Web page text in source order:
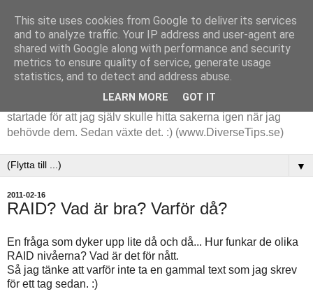
Tips och tankar kring de saker jag stöter på i arbetet. Det
startade för att jag själv skulle hitta sakerna igen när jag
behövde dem. Sedan växte det. :) (www.DiverseTips.se)
▼
2011-02-16
RAID? Vad är bra? Varför då?
En fråga som dyker upp lite då och då... Hur funkar de olika
RAID nivåerna? Vad är det för nått.
Så jag tänke att varför inte ta en gammal text som jag skrev
för ett tag sedan. :)
This site uses cookies from Google to deliver its services
and to analyze traffic. Your IP address and user-agent are
shared with Google along with performance and security
metrics to ensure quality of service, generate usage
statistics, and to detect and address abuse.
LEARN MORE GOT IT